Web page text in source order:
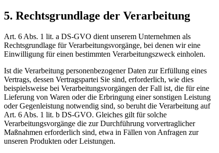
5. Rechtsgrundlage der Verarbeitung
Art. 6 Abs. 1 lit. a DS-GVO dient unserem Unternehmen als
Rechtsgrundlage für Verarbeitungsvorgänge, bei denen wir eine
Einwilligung für einen bestimmten Verarbeitungszweck einholen.
Ist die Verarbeitung personenbezogener Daten zur Erfüllung eines
Vertrags, dessen Vertragspartei Sie sind, erforderlich, wie dies
beispielsweise bei Verarbeitungsvorgängen der Fall ist, die für eine
Lieferung von Waren oder die Erbringung einer sonstigen Leistung
oder Gegenleistung notwendig sind, so beruht die Verarbeitung auf
Art. 6 Abs. 1 lit. b DS-GVO. Gleiches gilt für solche
Verarbeitungsvorgänge die zur Durchführung vorvertraglicher
Maßnahmen erforderlich sind, etwa in Fällen von Anfragen zur
unseren Produkten oder Leistungen.